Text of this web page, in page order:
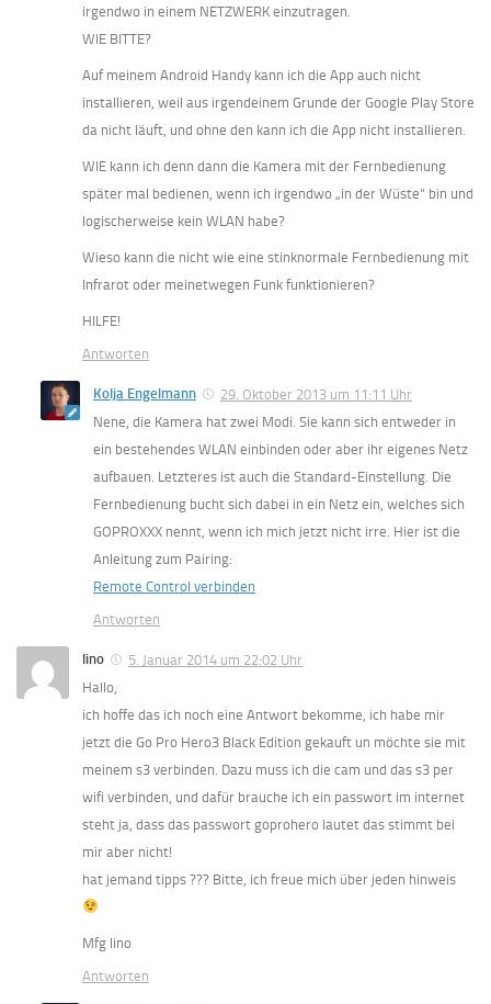
irgendwo in einem NETZWERK einzutragen.
WIE BITTE?
Auf meinem Android Handy kann ich die App auch nicht
installieren, weil aus irgendeinem Grunde der Google Play Store
da nicht läuft, und ohne den kann ich die App nicht installieren.
WIE kann ich denn dann die Kamera mit der Fernbedienung
später mal bedienen, wenn ich irgendwo „in der Wüste“ bin und
logischerweise kein WLAN habe?
Wieso kann die nicht wie eine stinknormale Fernbedienung mit
Infrarot oder meinetwegen Funk funktionieren?
HILFE!
Antworten
Kolja Engelmann
29. Oktober 2013 um 11:11 Uhr
Nene, die Kamera hat zwei Modi. Sie kann sich entweder in
ein bestehendes WLAN einbinden oder aber ihr eigenes Netz
aufbauen. Letzteres ist auch die Standard-Einstellung. Die
Fernbedienung bucht sich dabei in ein Netz ein, welches sich
GOPROXXX nennt, wenn ich mich jetzt nicht irre. Hier ist die
Anleitung zum Pairing:
Remote Control verbinden
Antworten
lino
5. Januar 2014 um 22:02 Uhr
Hallo,
ich hoffe das ich noch eine Antwort bekomme, ich habe mir
jetzt die Go Pro Hero3 Black Edition gekauft un möchte sie mit
meinem s3 verbinden. Dazu muss ich die cam und das s3 per
wifi verbinden, und dafür brauche ich ein passwort im internet
steht ja, dass das passwort goprohero lautet das stimmt bei
mir aber nicht!
hat jemand tipps ??? Bitte, ich freue mich über jeden hinweis
Mfg lino
Antworten